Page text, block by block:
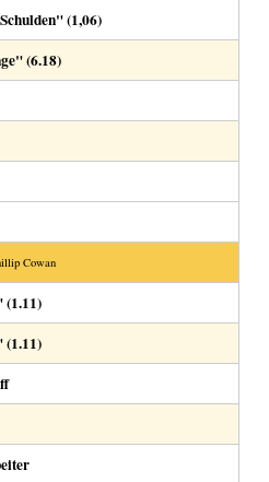
(1,06)
(6.18)
Cowan